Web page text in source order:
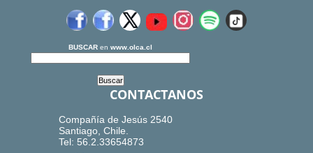
BUSCAR en www.olca.cl
CONTACTANOS
Compañía de Jesús 2540
Santiago, Chile.
Tel: 56.2.33654873